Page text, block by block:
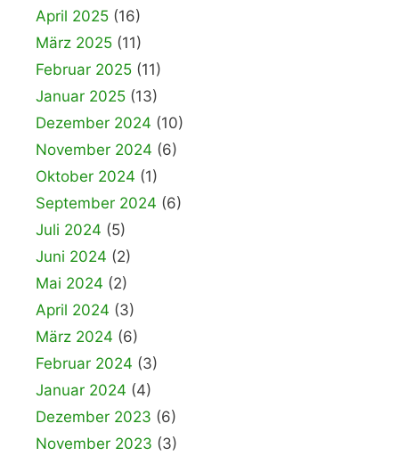
April 2025 (16)
März 2025 (11)
Februar 2025 (11)
Januar 2025 (13)
Dezember 2024 (10)
November 2024 (6)
Oktober 2024 (1)
September 2024 (6)
Juli 2024 (5)
Juni 2024 (2)
Mai 2024 (2)
April 2024 (3)
März 2024 (6)
Februar 2024 (3)
Januar 2024 (4)
Dezember 2023 (6)
November 2023 (3)